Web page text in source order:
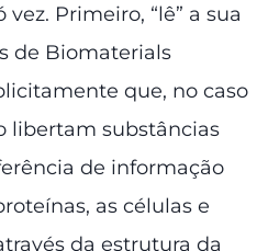
Primeiro, “lê” a sua
de Biomaterials
que, no caso
libertam substâncias
de informação
as células e
da estrutura da